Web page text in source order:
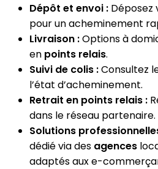
Dépôt et envoi : Déposez
pour un acheminement
Livraison :Options à
en points relais.
Suivi de colis :Consultez
l’état d’acheminement.
Retrait en points relais :
dans le réseau partenaire.
Solutions
dédié via des agences
adaptés aux e-